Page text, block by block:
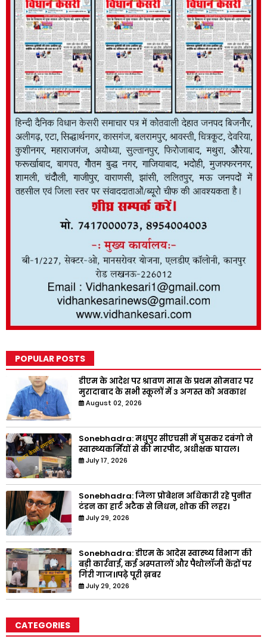
POPULAR POSTS
डीएम के आदेश पर श्रावण मास के प्रथम सोमवार पर
मुरादाबाद के सभी स्कूलों में 3 अगस्त को अवकाश
August 02, 2026
Sonebhadra: मधुपुर सीएचसी में घुसकर दबंगो ने
स्वास्थ्यकर्मियों से की मारपीट, अधीक्षक घायल।
July 17, 2026
Sonebhadra: जिला प्रोबेशन अधिकारी रहे पुनीत
टंडन का हार्ट अटैक से निधन, शोक की लहर।
July 29, 2026
Sonebhadra: डीएम के आदेस स्वास्थ्य विभाग की
बड़ी कार्रवाई, कई अस्पतालों और पैथोलॉजी केंद्रों पर
गिरी गाज।।पढ़े पूरी ख़बर
July 29, 2026
CATEGORIES